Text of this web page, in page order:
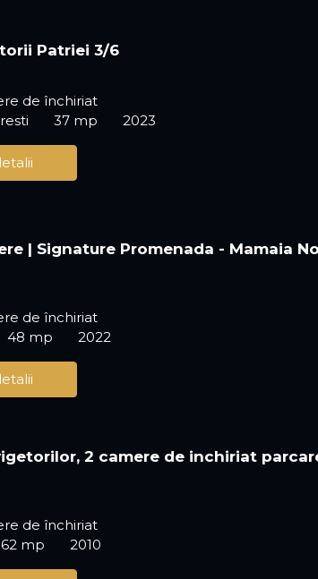
Patriei 3/6
de închiriat
37 mp 2023
| Signature Promenada - Mamaia
de închiriat
48 mp 2022
2 camere de inchiriat
de închiriat
62 mp 2010